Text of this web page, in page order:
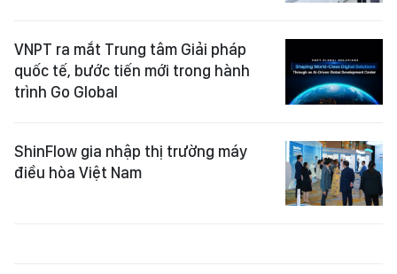
VNPT ra mắt Trung tâm Giải pháp
quốc tế, bước tiến mới trong hành
trình Go Global
ShinFlow gia nhập thị trường máy
điều hòa Việt Nam